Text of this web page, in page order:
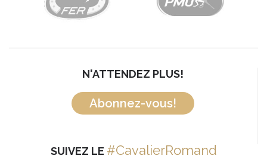
N'ATTENDEZ PLUS!
Abonnez-vous!
SUIVEZ LE #CavalierRomand